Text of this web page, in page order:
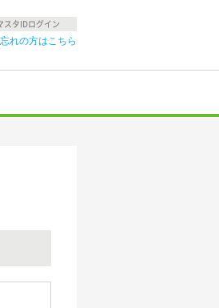
スタIDログイン
れの方はこちら